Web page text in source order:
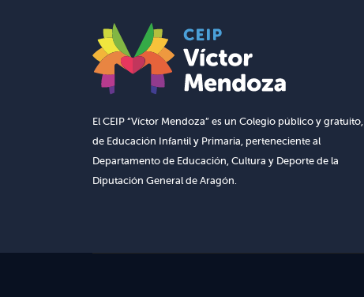
El CEIP “Víctor Mendoza” es un Colegio público y gratuito,
de Educación Infantil y Primaria, perteneciente al
Departamento de Educación, Cultura y Deporte de la
Diputación General de Aragón.